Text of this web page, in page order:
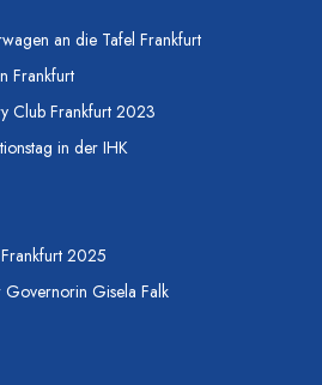
an die Tafel Frankfurt
Frankfurt
Club Frankfurt 2023
in der IHK
2025
Governorin Gisela Falk